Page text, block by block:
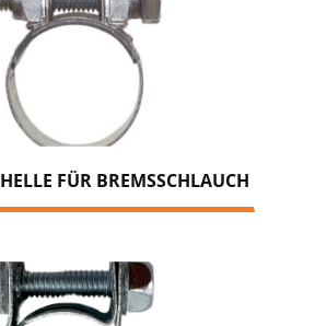
FÜR BREMSSCHLAUCH